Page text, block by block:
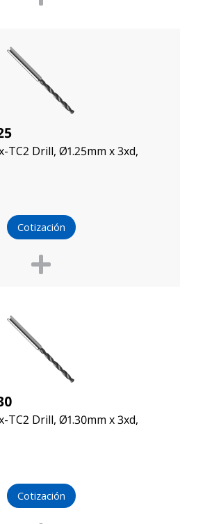
TC2 Drill, Ø1.25mm x 3xd,
Cotización
TC2 Drill, Ø1.30mm x 3xd,
Cotización